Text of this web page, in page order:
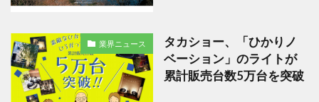
業界ニュース
タカショー、「ひかりノ
ベーション」のライトが
累計販売台数5万台を突破